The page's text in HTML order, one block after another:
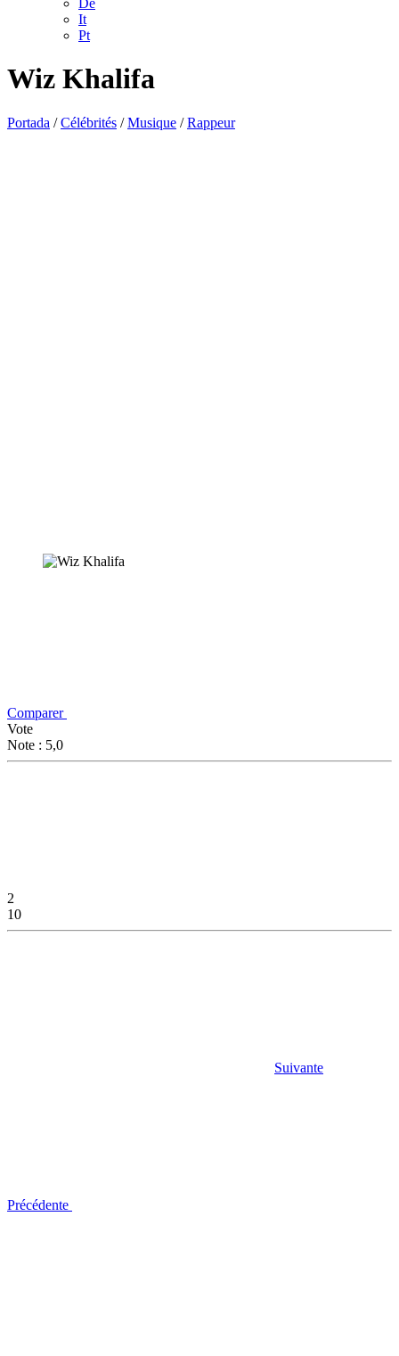
De
It
Pt
Wiz Khalifa
Portada /Célébrités /Musique /Rappeur
Comparer
Vote
Note : 5,0
2
10
Suivante
Précédente